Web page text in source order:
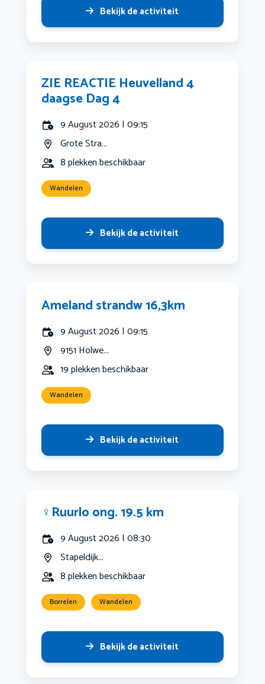
Bekijk de activiteit
ZIE REACTIE Heuvelland 4
daagse Dag 4
9 August 2026 | 09:15
Grote Stra...
8 plekken beschikbaar
Wandelen
Bekijk de activiteit
Ameland strandw 16,3km
9 August 2026 | 09:15
9151 Holwe...
19 plekken beschikbaar
Wandelen
Bekijk de activiteit
‍♀️Ruurlo ong. 19.5 km
9 August 2026 | 08:30
Stapeldijk...
8 plekken beschikbaar
Borrelen Wandelen
Bekijk de activiteit